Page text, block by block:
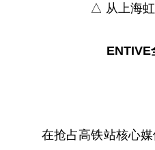
△ 从上海
ENTIVE
在抢占高铁站核心